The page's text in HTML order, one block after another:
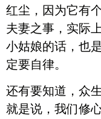
红尘，因为它有
夫妻之事，实际
小姑娘的话，也
定要自律。
还有要知道，众
就是说，我们修